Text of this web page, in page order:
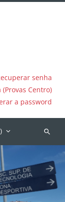
senha
Centro)
a password
Search